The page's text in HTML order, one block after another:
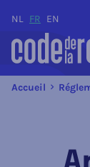
NL FR EN
Accueil